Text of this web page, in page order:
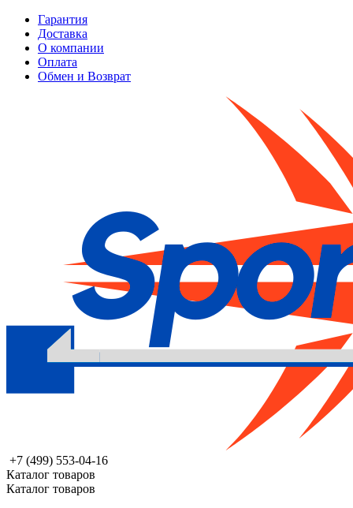
Гарантия
Доставка
О компании
Оплата
Обмен и Возврат
+7 (499) 553-04-16
Каталог товаров
Каталог товаров